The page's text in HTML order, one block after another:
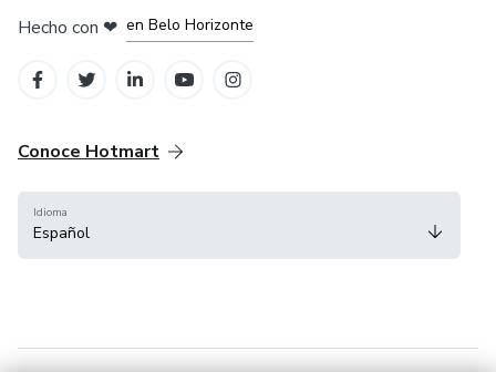
Hecho con ❤ en Belo Horizonte
Conoce Hotmart
Idioma
Español